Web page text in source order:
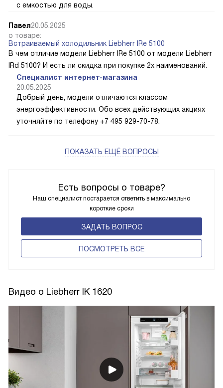
Есть вопросы о товаре?
Наш специалист постарается ответить в максимально
короткие сроки
ЗАДАТЬ ВОПРОС
ПОCМОТРЕТЬ ВСЕ
с емкостью для воды.
Павел20.05.2025
о товаре:
Встраиваемый холодильник Liebherr IRe 5100
В чем отличие модели Liebherr IRe 5100 от модели Liebherr
IRd 5100? И есть ли скидка при покупке 2х наименований.
Специалист интернет-магазина
20.05.2025
Добрый день, модели отличаются классом
энергоэффективности. Обо всех действующих акциях
уточняйте по телефону +7 495 929-70-78.
ПОКАЗАТЬ ЕЩЁ ВОПРОСЫ
Видео о Liebherr IK 1620